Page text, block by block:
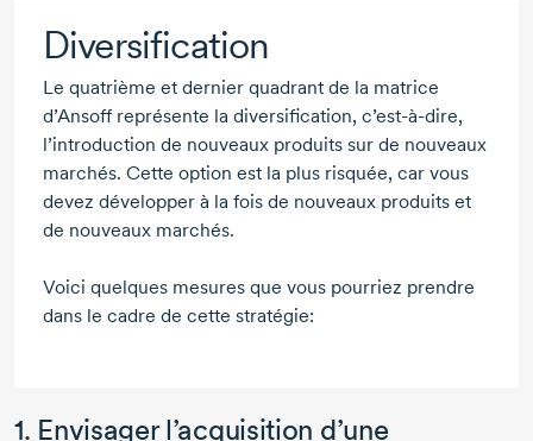
Diversification
Le quatrième et dernier quadrant de la matrice
d’Ansoff représente la diversification, c’est-à-dire,
l’introduction de nouveaux produits sur de nouveaux
marchés. Cette option est la plus risquée, car vous
devez développer à la fois de nouveaux produits et
de nouveaux marchés.
Voici quelques mesures que vous pourriez prendre
dans le cadre de cette stratégie:
1. Envisager l’acquisition d’une